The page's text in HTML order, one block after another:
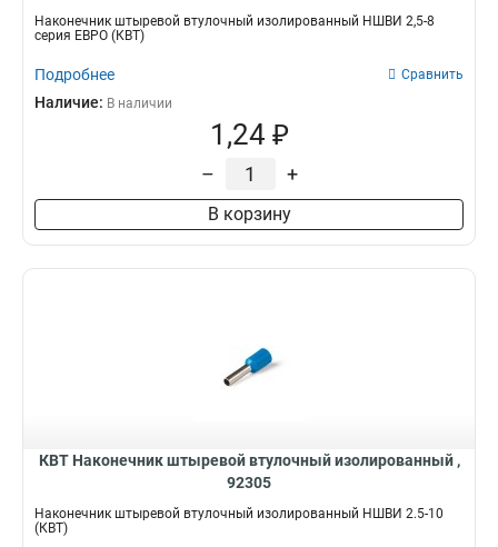
Наконечник штыревой втулочный изолированный НШВИ 2,5-8
серия ЕВРО (КВТ)
Подробнее Сравнить
Наличие: В наличии
1,24 ₽
– +
В корзину
КВТ Наконечник штыревой втулочный изолированный ,
92305
Наконечник штыревой втулочный изолированный НШВИ 2.5-10
(КВТ)